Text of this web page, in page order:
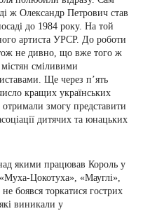
ж Олександр Петрович став
до 1984 року. На той
артиста УРСР. До роботи
не дивно, що вже того ж
сміливими
Ще через п’ять
кращих українських
змогу представити
дитячих та юнацьких
якими працював Король у
Цокотуха», «Мауглі»,
боявся торкатися гострих
виникали у